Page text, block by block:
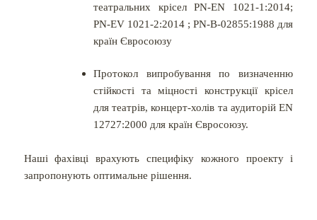
театральних крісел PN-EN 1021-1:2014;
PN-EV 1021-2:2014 ; PN-B-02855:1988 для
країн Євросоюзу
Протокол випробування по визначенню
стійкості та міцності конструкції крісел
для театрів, концерт-холів та аудиторій EN
12727:2000 для країн Євросоюзу.
Наші фахівці врахують специфіку кожного проекту і
запропонують оптимальне рішення.